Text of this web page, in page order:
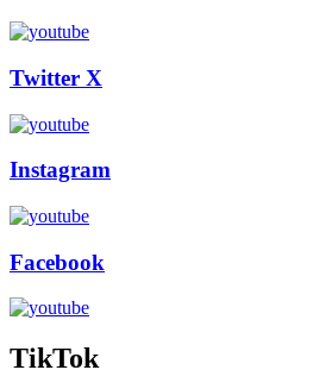
Twitter X
Instagram
Facebook
TikTok